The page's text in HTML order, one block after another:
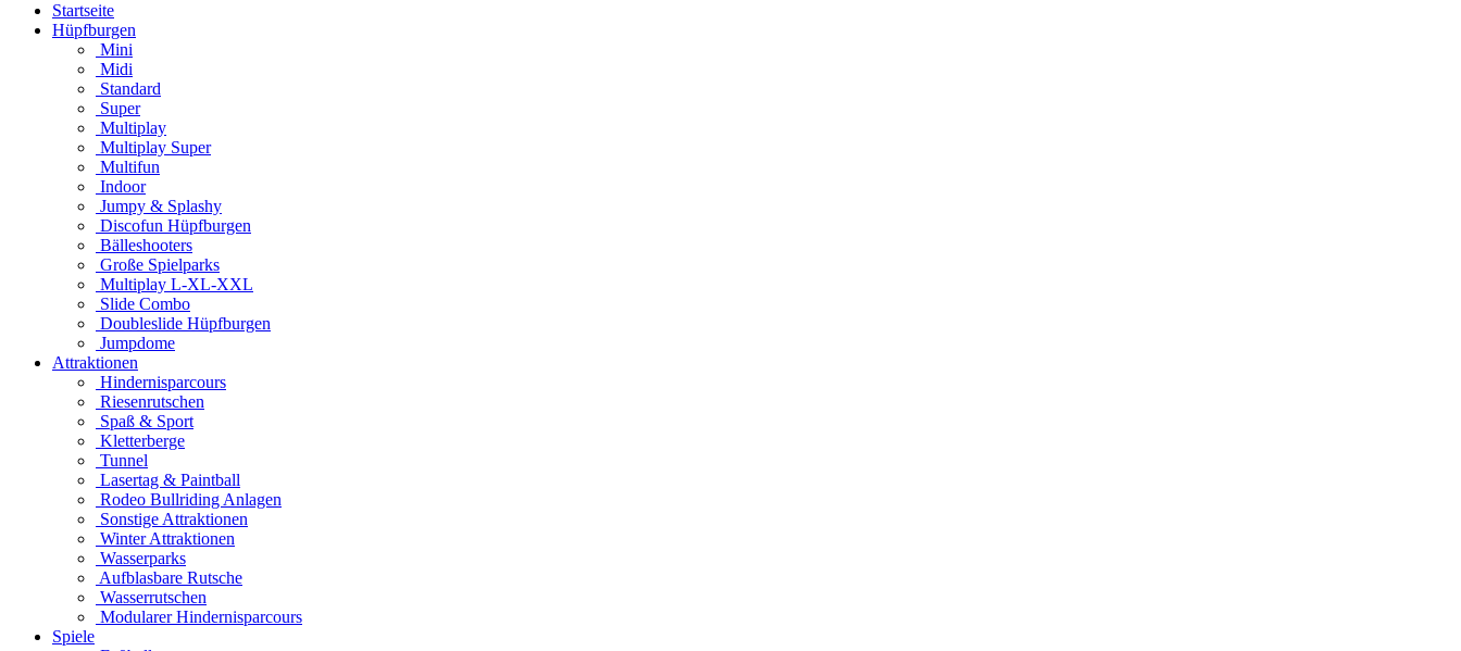
Startseite
Hüpfburgen
Mini
Midi
Standard
Super
Multiplay
Multiplay Super
Multifun
Indoor
Jumpy & Splashy
Discofun Hüpfburgen
Bälleshooters
Große Spielparks
Multiplay L-XL-XXL
Slide Combo
Doubleslide Hüpfburgen
Jumpdome
Attraktionen
Hindernisparcours
Riesenrutschen
Spaß & Sport
Kletterberge
Tunnel
Lasertag & Paintball
Rodeo Bullriding Anlagen
Sonstige Attraktionen
Winter Attraktionen
Wasserparks
Aufblasbare Rutsche
Wasserrutschen
Modularer Hindernisparcours
Spiele